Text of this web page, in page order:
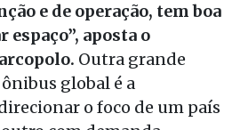
e de operação, tem boa
espaço”, aposta o
Outra grande
global é a
o foco de um país